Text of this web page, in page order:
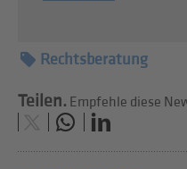
Rechtsberatung
Teilen. Empfehle diese